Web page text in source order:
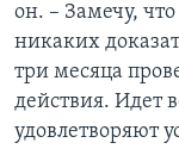
он. – Замечу,
никаких
три месяца
действия. Идет
удовлетворяют